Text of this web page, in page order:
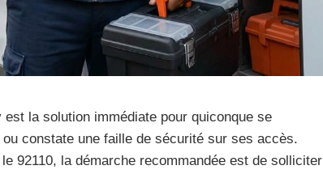
la solution immédiate pour quiconque se
constate une faille de sécurité sur ses accès.
92110, la démarche recommandée est de solliciter